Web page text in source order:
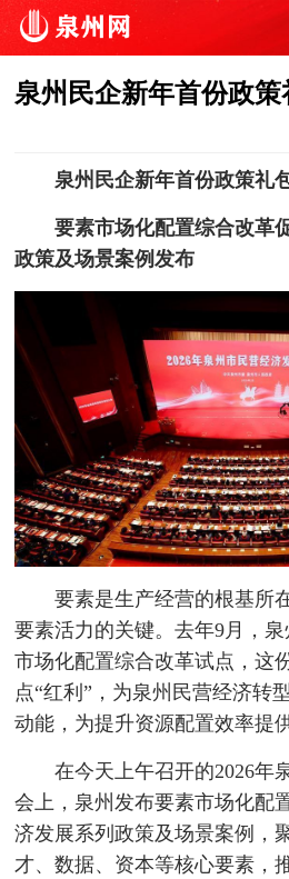
泉州民企新年首份政策
泉州民企新年首份政策礼
要素市场化配置综合改革
政策及场景案例发布
要素是生产经营的根基所
要素活力的关键。去年9月，
市场化配置综合改革试点，这
点“红利”，为泉州民营经济转
动能，为提升资源配置效率提
在今天上午召开的2026年
会上，泉州发布要素市场化配
济发展系列政策及场景案例，
才、数据、资本等核心要素，